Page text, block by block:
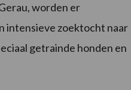
worden er
intensieve zoektocht naar
getrainde honden en